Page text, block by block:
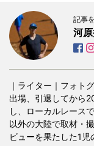
記事
河
｜ライター｜フォト
出場、引退してから
し、ローカルレース
以外の大陸で取材・
ビューを果たした1児